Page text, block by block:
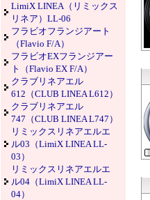
LimiX LINEA（リミックス
リネア）LL-06
フラビオフランジアート
（Flavio F/A）
フラビオEXフランジアー
ト（Flavio EX F/A）
クラブリネアエル
612（CLUB LINEA L612）
クラブリネアエル
747（CLUB LINEA L747）
リミックスリネアエルエ
ル03（LimiX LINEA LL-
03）
リミックスリネアエルエ
ル04（LimiX LINEA LL-
04）